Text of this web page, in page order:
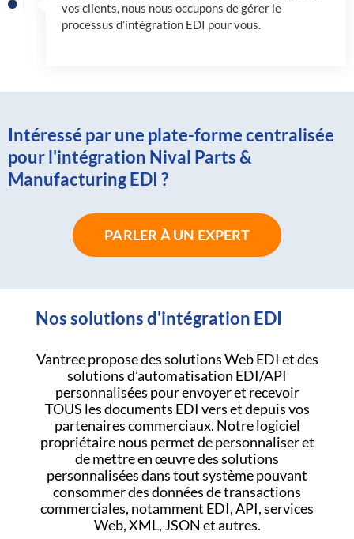
vos clients, nous nous occupons de gérer le
processus d’intégration EDI pour vous.
Intéressé par une plate-forme centralisée
pour l'intégration Nival Parts &
Manufacturing EDI ?
PARLER À UN EXPERT
Nos solutions d'intégration EDI
Vantree propose des solutions Web EDI et des
solutions d’automatisation EDI/API
personnalisées pour envoyer et recevoir
TOUS les documents EDI vers et depuis vos
partenaires commerciaux. Notre logiciel
propriétaire nous permet de personnaliser et
de mettre en œuvre des solutions
personnalisées dans tout système pouvant
consommer des données de transactions
commerciales, notamment EDI, API, services
Web, XML, JSON et autres.